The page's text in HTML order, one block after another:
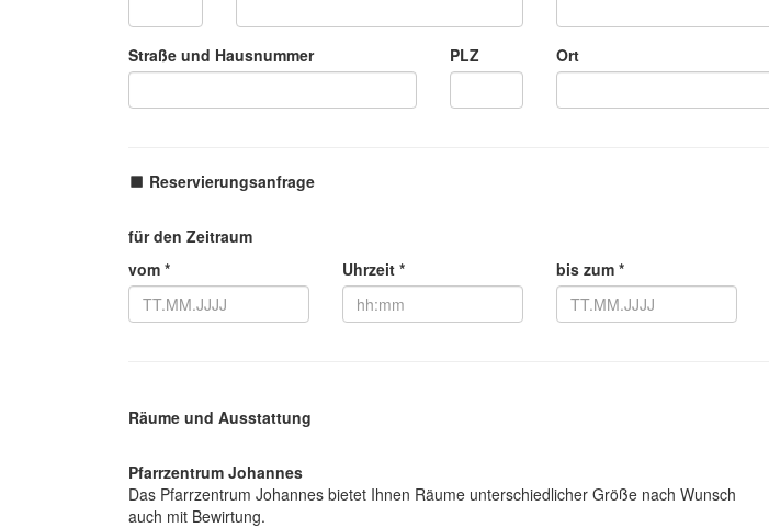
Straße und Hausnummer PLZ Ort
Reservierungsanfrage
für den Zeitraum
vom *
Uhrzeit * bis zum *
Räume und Ausstattung
Pfarrzentrum Johannes
Das Pfarrzentrum Johannes bietet Ihnen Räume unterschiedlicher Größe nach Wunsch
auch mit Bewirtung.